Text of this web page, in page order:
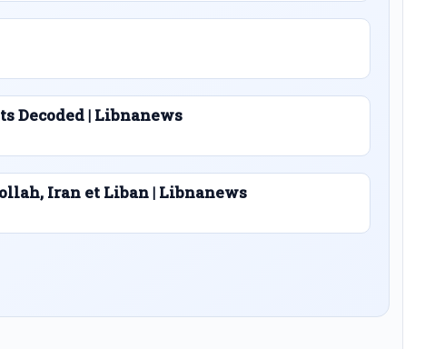
Decoded | Libnanews
Iran et Liban | Libnanews